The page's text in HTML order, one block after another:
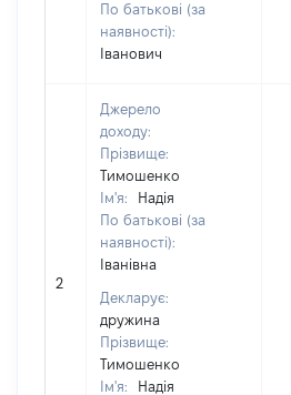
По батькові (за
наявності):
Іванович
2
Джерело
доходу:
Прізвище:
Тимошенко
Ім'я:
Надія
По батькові (за
наявності):
Іванівна
Декларує:
дружина
Прізвище:
Тимошенко
Ім'я:
Надія